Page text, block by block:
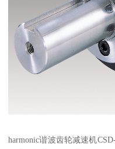
harmonic谐波齿轮减速机